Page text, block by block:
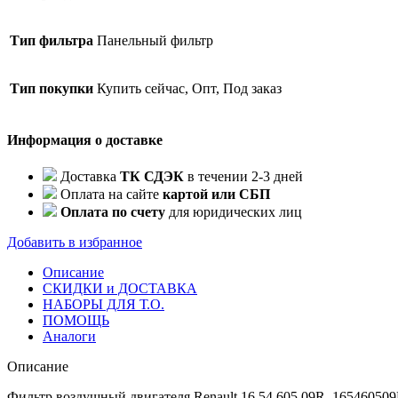
Тип фильтра Панельный фильтр
Тип покупки Купить сейчас, Опт, Под заказ
Информация о доставке
Доставка ТК СДЭК в течении 2-3 дней
Оплата на сайте картой или СБП
Оплата по счету для юридических лиц
Добавить в избранное
Описание
СКИДКИ и ДОСТАВКА
НАБОРЫ ДЛЯ Т.О.
ПОМОЩЬ
Аналоги
Описание